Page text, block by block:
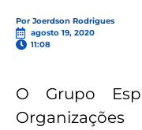
Por Joerdson Rodrigues
agosto 19, 2020
11:08
O Grupo